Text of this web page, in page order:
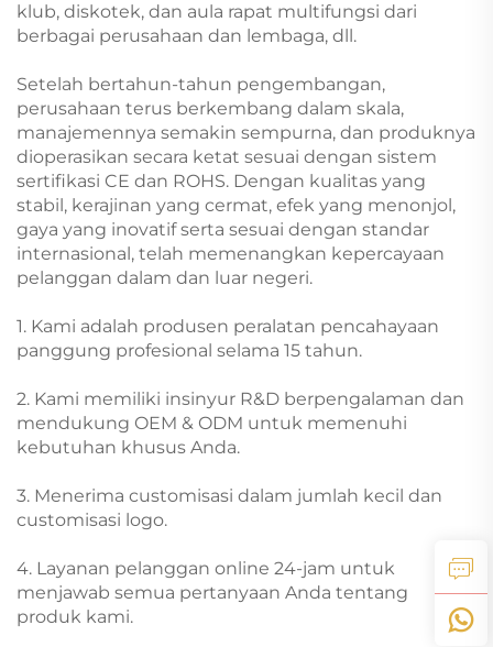
klub, diskotek, dan aula rapat multifungsi dari
berbagai perusahaan dan lembaga, dll.
Setelah bertahun-tahun pengembangan,
perusahaan terus berkembang dalam skala,
manajemennya semakin sempurna, dan produknya
dioperasikan secara ketat sesuai dengan sistem
sertifikasi CE dan ROHS. Dengan kualitas yang
stabil, kerajinan yang cermat, efek yang menonjol,
gaya yang inovatif serta sesuai dengan standar
internasional, telah memenangkan kepercayaan
pelanggan dalam dan luar negeri.
1. Kami adalah produsen peralatan pencahayaan
panggung profesional selama 15 tahun.
2. Kami memiliki insinyur R&D berpengalaman dan
mendukung OEM & ODM untuk memenuhi
kebutuhan khusus Anda.
3. Menerima customisasi dalam jumlah kecil dan
customisasi logo.
4. Layanan pelanggan online 24-jam untuk
menjawab semua pertanyaan Anda tentang
produk kami.